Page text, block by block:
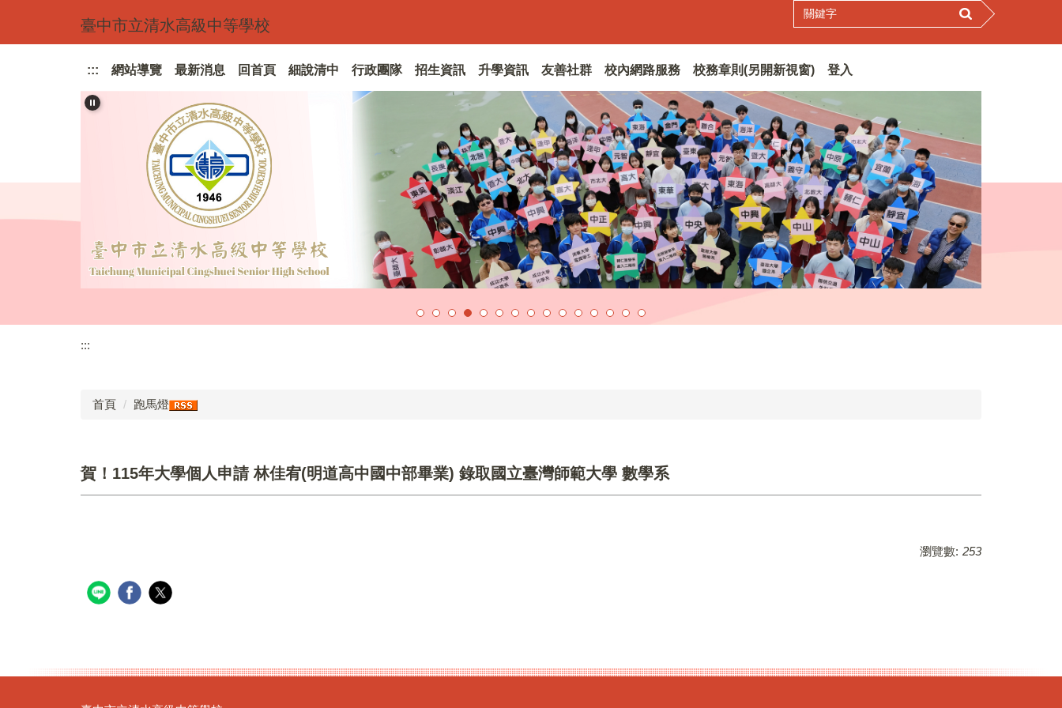
主
臺中市立清水高級中等學校
::: 網站導覽 最新消息 回首頁 細說清中 行政團隊 招生資訊 升學資訊 友善社群 校內網路服務 校務章則(另開新視窗) 登入
:::
首頁 跑馬燈
賀！115年大學個人申請 林佳宥(明道高中國中部畢業) 錄取國立臺灣師範大學 數學系
瀏覽數: 253